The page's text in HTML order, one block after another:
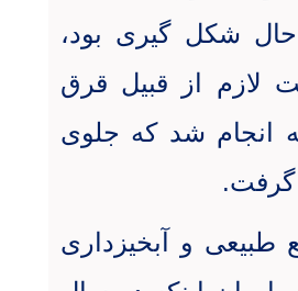
حال شکل گیری بود،
لازم از قبیل قرق
انجام شد که جلوی
گرفت.
طبیعی و آبخیزداری